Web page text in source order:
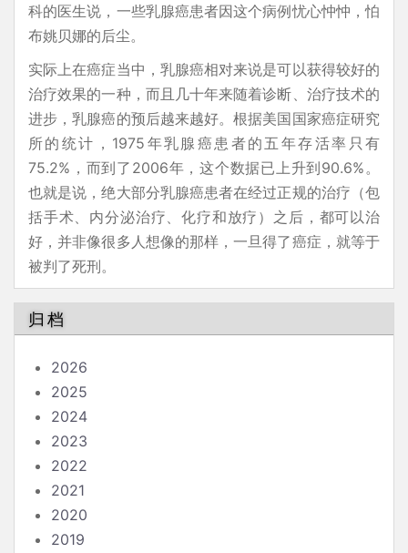
科的医生说，一些乳腺癌患者因这个病例忧心忡忡，怕
布姚贝娜的后尘。
实际上在癌症当中，乳腺癌相对来说是可以获得较好的
治疗效果的一种，而且几十年来随着诊断、治疗技术的
进步，乳腺癌的预后越来越好。根据美国国家癌症研究
所的统计，1975年乳腺癌患者的五年存活率只有
75.2%，而到了2006年，这个数据已上升到90.6%。
也就是说，绝大部分乳腺癌患者在经过正规的治疗（包
括手术、内分泌治疗、化疗和放疗）之后，都可以治
好，并非像很多人想像的那样，一旦得了癌症，就等于
被判了死刑。
归档
2026
2025
2024
2023
2022
2021
2020
2019